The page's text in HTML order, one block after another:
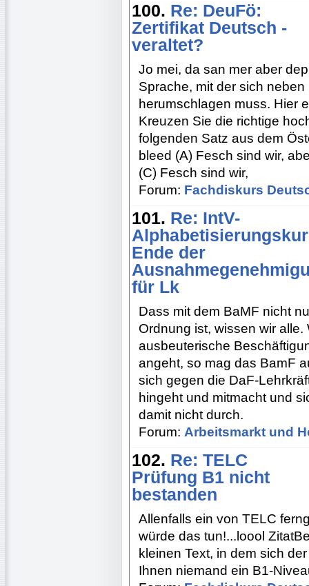
100. Re: DeuFö:
Zertifikat Deutsch -
veraltet?
Jo mei, da san mer aber
Sprache, mit der sich
herumschlagen muss. Hier
Kreuzen Sie die richtige
folgenden Satz aus dem
bleed (A) Fesch sind wir,
(C) Fesch sind wir,
Forum: Fachdiskurs
101. Re: IntV-
Ende der
für Lk
Dass mit dem BaMF nicht
Ordnung ist, wissen wir
ausbeuterische
angeht, so mag das BamF
sich gegen die DaF-
hingeht und mitmacht und
damit nicht durch.
Forum: Arbeitsmarkt und
102. Re: TELC
Prüfung B1 nicht
bestanden
Allenfalls ein von TELC
würde das tun!...loool
kleinen Text, in dem sich
Ihnen niemand ein B1-